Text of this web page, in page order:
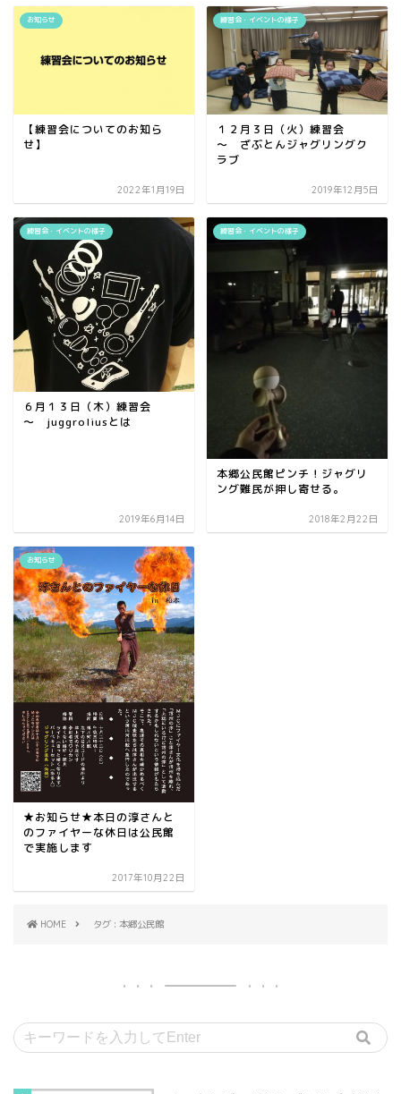
お知らせ
【練習会についてのお知ら
せ】
2022年1月19日
練習会・イベントの様子
１２月３日（火）練習会
～ ざぶとんジャグリングク
ラブ
2019年12月5日
練習会・イベントの様子
６月１３日（木）練習会
～ juggroliusとは
2019年6月14日
練習会・イベントの様子
本郷公民館ピンチ！ジャグリ
ング難民が押し寄せる。
2018年2月22日
お知らせ
★お知らせ★本日の淳さんと
のファイヤーな休日は公民館
で実施します
2017年10月22日
HOME タグ : 本郷公民館